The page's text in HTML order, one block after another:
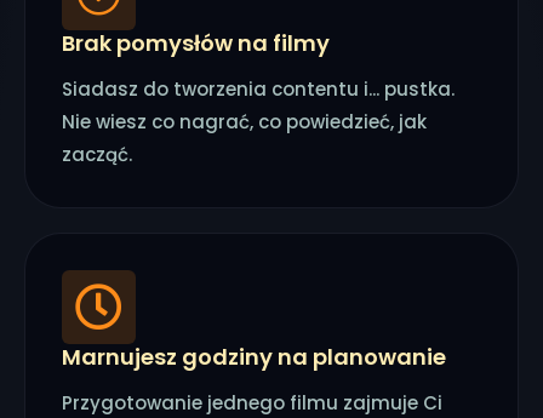
Brak pomysłów na filmy
Siadasz do tworzenia contentu i... pustka.
Nie wiesz co nagrać, co powiedzieć, jak
zacząć.
Marnujesz godziny na planowanie
Przygotowanie jednego filmu zajmuje Ci